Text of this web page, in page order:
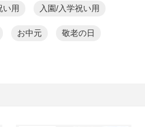
い用 入園/入学祝い用
お中元 敬老の日